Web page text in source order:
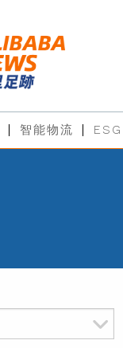
智能物流 ESG